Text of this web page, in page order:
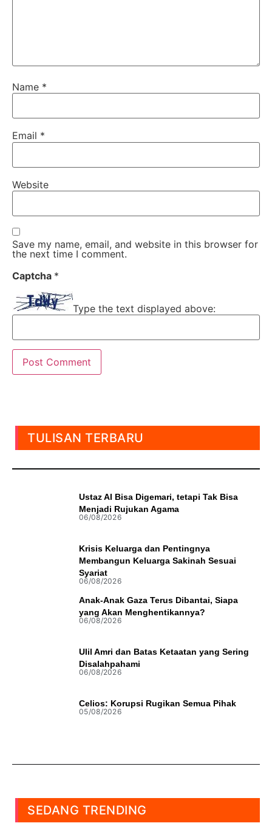
Name *
Email *
Website
Save my name, email, and website in this browser for
the next time I comment.
Captcha *
Type the text displayed above:
TULISAN TERBARU
Ustaz AI Bisa Digemari, tetapi Tak Bisa
Menjadi Rujukan Agama
06/08/2026
Krisis Keluarga dan Pentingnya
Membangun Keluarga Sakinah Sesuai
Syariat
06/08/2026
Anak-Anak Gaza Terus Dibantai, Siapa
yang Akan Menghentikannya?
06/08/2026
Ulil Amri dan Batas Ketaatan yang Sering
Disalahpahami
06/08/2026
Celios: Korupsi Rugikan Semua Pihak
05/08/2026
SEDANG TRENDING